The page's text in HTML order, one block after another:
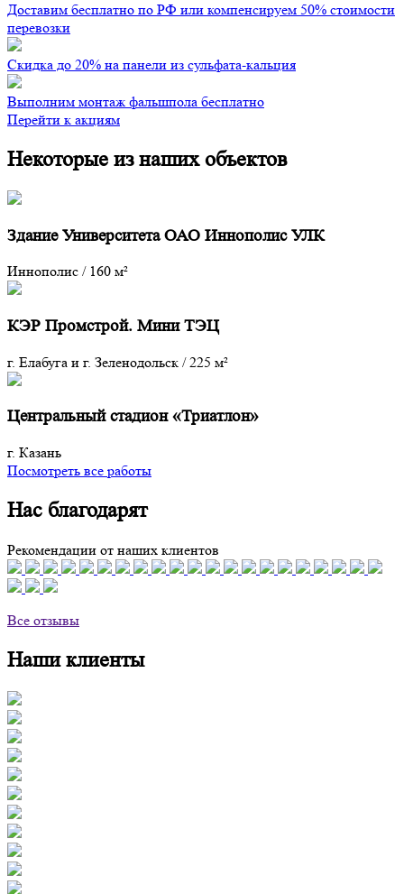
Доставим бесплатно по РФ или компенсируем 50% стоимости
перевозки
Скидка до 20% на панели из сульфата-кальция
Выполним монтаж фальшпола бесплатно
Перейти к акциям
Некоторые из наших объектов
Здание Университета ОАО Иннополис УЛК
Иннополис /160 м²
КЭР Промстрой. Мини ТЭЦ
г. Елабуга и г. Зеленодольск /225 м²
Центральный стадион «Триатлон»
г. Казань
Посмотреть все работы
Нас благодарят
Рекомендации от наших клиентов
Все отзывы
Наши клиенты